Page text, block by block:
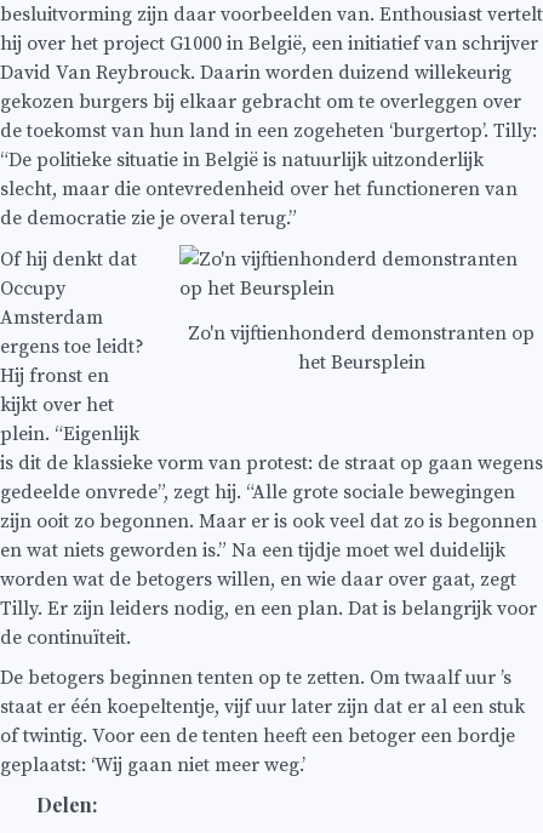
besluitvorming zijn daar voorbeelden van. Enthousiast vertelt
hij over het project G1000 in België, een initiatief van schrijver
David Van Reybrouck. Daarin worden duizend willekeurig
gekozen burgers bij elkaar gebracht om te overleggen over
de toekomst van hun land in een zogeheten ‘burgertop’. Tilly:
“De politieke situatie in België is natuurlijk uitzonderlijk
slecht, maar die ontevredenheid over het functioneren van
de democratie zie je overal terug.”
Zo'n vijftienhonderd demonstranten op
het Beursplein
Of hij denkt dat
Occupy
Amsterdam
ergens toe leidt?
Hij fronst en
kijkt over het
plein. “Eigenlijk
is dit de klassieke vorm van protest: de straat op gaan wegens
gedeelde onvrede”, zegt hij. “Alle grote sociale bewegingen
zijn ooit zo begonnen. Maar er is ook veel dat zo is begonnen
en wat niets geworden is.” Na een tijdje moet wel duidelijk
worden wat de betogers willen, en wie daar over gaat, zegt
Tilly. Er zijn leiders nodig, en een plan. Dat is belangrijk voor
de continuïteit.
De betogers beginnen tenten op te zetten. Om twaalf uur ’s
staat er één koepeltentje, vijf uur later zijn dat er al een stuk
of twintig. Voor een de tenten heeft een betoger een bordje
geplaatst: ‘Wij gaan niet meer weg.’
Delen: